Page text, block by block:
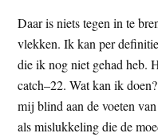
Daar is niets tegen in te
vlekken. Ik kan per
die ik nog niet gehad heb.
catch–22. Wat kan ik
mij blind aan de voeten
als mislukkeling die de